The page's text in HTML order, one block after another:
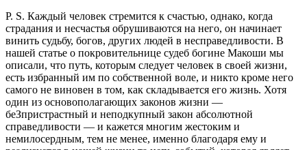
P. S. Каждый человек стремится к счастью, однако, когда
страдания и несчастья обрушиваются на него, он начинает
винить судьбу, богов, других людей в несправедливости. В
нашей статье о покровительнице судеб богине Макоши мы
описали, что путь, которым следует человек в своей жизни,
есть избранный им по собственной воле, и никто кроме него
самого не виновен в том, как складывается его жизнь. Хотя
один из основополагающих законов жизни —
беЗпристрастный и неподкупный закон абсолютной
справедливости — и кажется многим жестоким и
немилосердным, тем не менее, именно благодаря ему и